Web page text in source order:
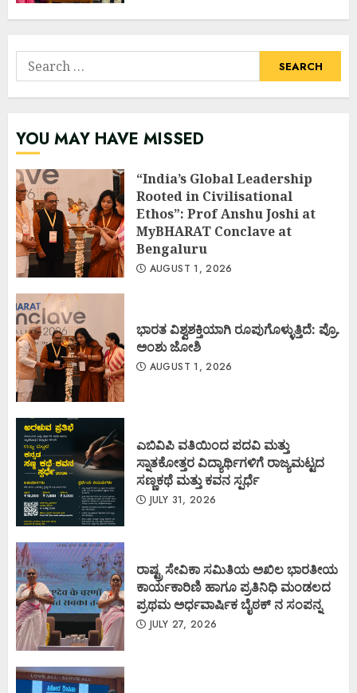
Search
for:
YOU MAY HAVE MISSED
“India’s Global Leadership
Rooted in Civilisational
Ethos”: Prof Anshu Joshi at
MyBHARAT Conclave at
Bengaluru
AUGUST 1, 2026
ಭಾರತ ವಿಶ್ವಶಕ್ತಿಯಾಗಿ ರೂಪುಗೊಳ್ಳುತ್ತಿದೆ: ಪ್ರೊ.
ಅಂಶು ಜೋಶಿ
AUGUST 1, 2026
ಎಬಿವಿಪಿ ವತಿಯಿಂದ ಪದವಿ ಮತ್ತು
ಸ್ನಾತಕೋತ್ತರ ವಿದ್ಯಾರ್ಥಿಗಳಿಗೆ ರಾಜ್ಯಮಟ್ಟದ
ಸಣ್ಣಕಥೆ ಮತ್ತು ಕವನ ಸ್ಪರ್ಧೆ
JULY 31, 2026
ರಾಷ್ಟ್ರ ಸೇವಿಕಾ ಸಮಿತಿಯ ಅಖಿಲ ಭಾರತೀಯ
ಕಾರ್ಯಕಾರಿಣಿ ಹಾಗೂ ಪ್ರತಿನಿಧಿ ಮಂಡಲದ
ಪ್ರಥಮ ಅರ್ಧವಾರ್ಷಿಕ ಬೈಠಕ್ ನ ಸಂಪನ್ನ
JULY 27, 2026